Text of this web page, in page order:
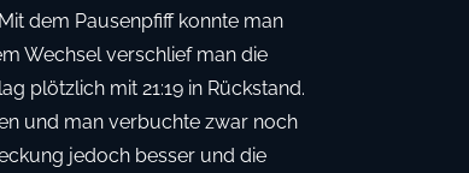
dem Pausenpfiff konnte man
Wechsel verschlief man die
plötzlich mit 21:19 in Rückstand.
und man verbuchte zwar noch
jedoch besser und die